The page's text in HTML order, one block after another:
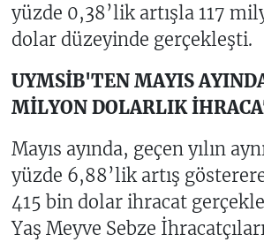
yüzde 0,38’lik artışla 117
dolar düzeyinde gerçekleşti.
UYMSİB'TEN MAYIS
MİLYON DOLARLIK
Mayıs ayında, geçen yılın
yüzde 6,88’lik artış
415 bin dolar ihracat
Yaş Meyve Sebze